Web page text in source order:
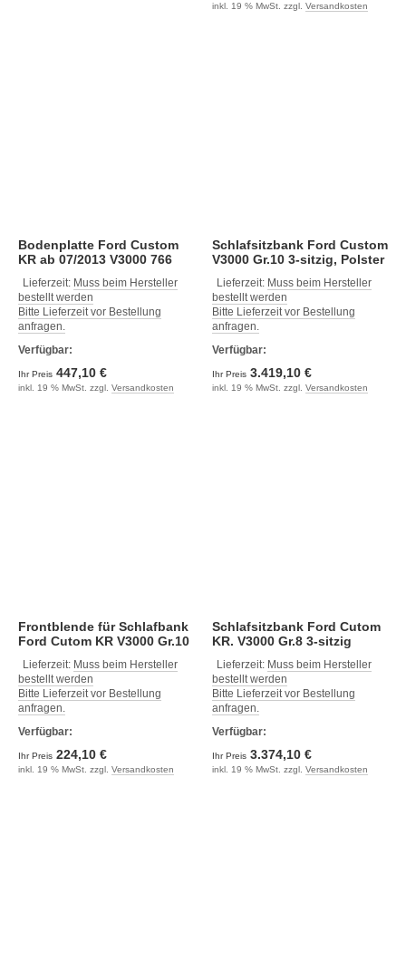
inkl. 19 % MwSt. zzgl. Versandkosten
Bodenplatte Ford Custom
KR ab 07/2013 V3000 766
Tessin
Lieferzeit: Muss beim Hersteller
bestellt werden
Bitte Lieferzeit vor Bestellung
anfragen.
Verfügbar:
Ihr Preis 447,10 €
inkl. 19 % MwSt. zzgl. Versandkosten
Schlafsitzbank Ford Custom
V3000 Gr.10 3-sitzig, Polster
Lieferzeit: Muss beim Hersteller
bestellt werden
Bitte Lieferzeit vor Bestellung
anfragen.
Verfügbar:
Ihr Preis 3.419,10 €
inkl. 19 % MwSt. zzgl. Versandkosten
Frontblende für Schlafbank
Ford Cutom KR V3000 Gr.10
Lieferzeit: Muss beim Hersteller
bestellt werden
Bitte Lieferzeit vor Bestellung
anfragen.
Verfügbar:
Ihr Preis 224,10 €
inkl. 19 % MwSt. zzgl. Versandkosten
Schlafsitzbank Ford Cutom
KR. V3000 Gr.8 3-sitzig
Lieferzeit: Muss beim Hersteller
bestellt werden
Bitte Lieferzeit vor Bestellung
anfragen.
Verfügbar:
Ihr Preis 3.374,10 €
inkl. 19 % MwSt. zzgl. Versandkosten